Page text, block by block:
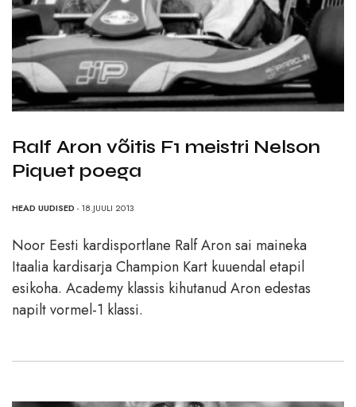
Ralf Aron võitis F1 meistri Nelson
Piquet poega
HEAD UUDISED - 18.JUULI 2013
Noor Eesti kardisportlane Ralf Aron sai maineka
Itaalia kardisarja Champion Kart kuuendal etapil
esikoha. Academy klassis kihutanud Aron edestas
napilt vormel-1 klassi.